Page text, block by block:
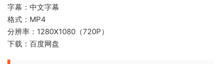
字幕：中文字幕
格式：MP4
分辨率：1280X1080（720P）
下载：百度网盘